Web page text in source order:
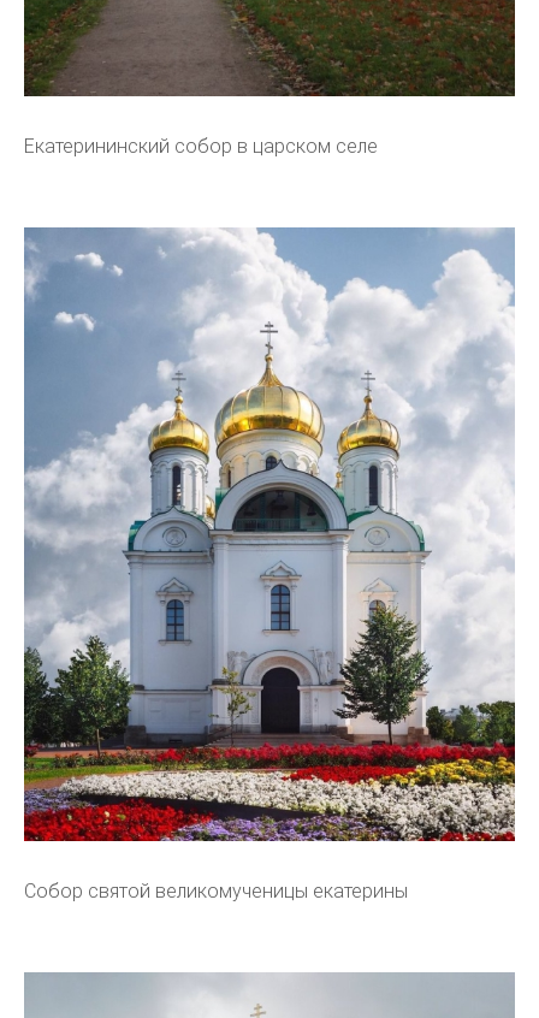
Екатерининский собор в царском селе
Собор святой великомученицы екатерины